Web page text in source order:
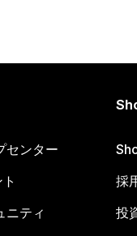
センター
ニティ
採
投